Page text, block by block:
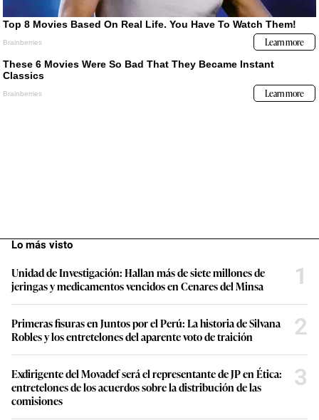
Lo más visto
Unidad de Investigación: Hallan más de siete millones de
jeringas y medicamentos vencidos en Cenares del Minsa
1
Primeras fisuras en Juntos por el Perú: La historia de Silvana
Robles y los entretelones del aparente voto de traición
2
Exdirigente del Movadef será el representante de JP en Ética:
entretelones de los acuerdos sobre la distribución de las
comisiones
3